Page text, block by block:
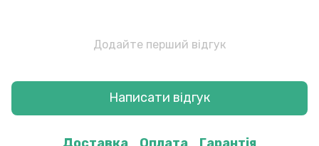
Додайте перший відгук
Написати відгук